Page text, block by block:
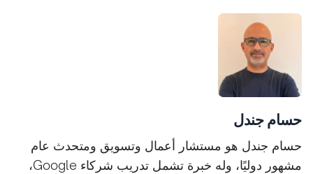
حسام جندل
حسام جندل هو مستشار أعمال وتسويق ومتحدث عام
مشهور دوليًا، وله خبرة تشمل تدريب شركاء Google،